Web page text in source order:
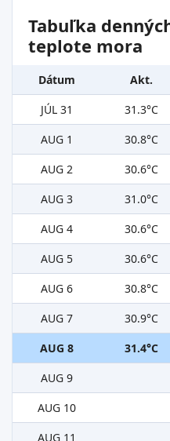
Tabuľka
teplote mora
Dátum Akt.
JÚL 31
31.3°C
AUG 1
30.8°C
AUG 2
30.6°C
AUG 3
31.0°C
AUG 4
30.6°C
AUG 5
30.6°C
AUG 6
30.8°C
AUG 7
30.9°C
AUG 8
31.4°C
AUG 9
AUG 10
AUG 11